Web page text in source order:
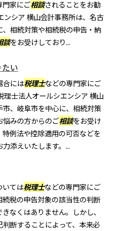
門家にご相談されることをお勧
ンシア 横山会計事務所は、名古
相続対策や相続税の申告・納
談をお受けしており...
い
合には税理士などの専門家にご
理士法人オールシエンシア 横山
、岐阜市を中心に、相続対策
悩みの方からのご相談をお受け
例法や控除適用の可否などを
添えいたします。...
いては税理士などの専門家にご
税の申告対象の該当性の判断
なくはありません。しかし、
断することによって、本来必